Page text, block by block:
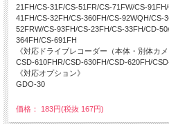
21FH/CS-31F/CS-51FR/CS-71FW/CS-
41FH/CS-32FH/CS-360FH/CS-92WQH/CS-
52FRW/CS-93FH/CS-23FH/CS-33FH/CD-
364FH/CS-691FH
《対応ドライブレコーダー（本体・別体カ
CSD-610FHR/CSD-630FH/CSD-620FH/
《対応オプション》
GDO-30
価格： 183円(税抜 167円)